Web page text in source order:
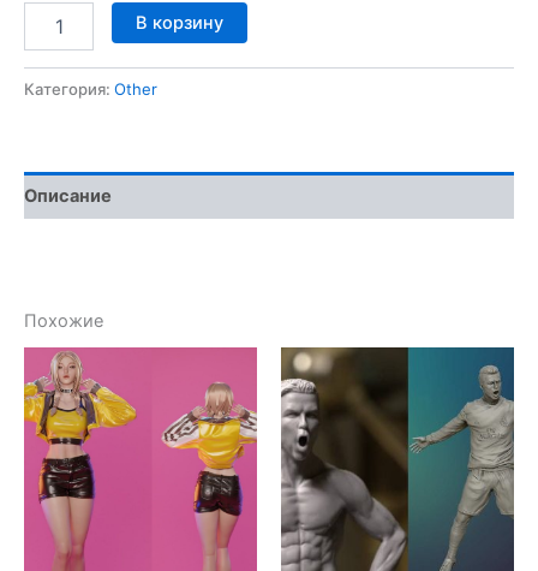
Количество
товара
Joe
В корзину
Категория: Other
Описание
Похожие